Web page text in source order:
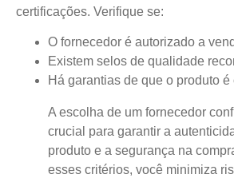
certificações. Verifique se:
O fornecedor é autorizado a
Existem selos de qualidade
Há garantias de que o produto é
A escolha de um fornecedor
crucial para garantir a
produto e a segurança na
esses critérios, você minimiza